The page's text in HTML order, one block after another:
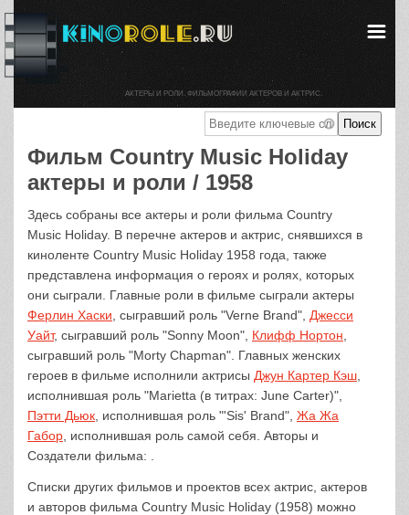
Фильм Country Music Holiday
актеры и роли / 1958
Здесь собраны все актеры и роли фильма Country
Music Holiday. В перечне актеров и актрис, снявшихся в
киноленте Country Music Holiday 1958 года, также
представлена информация о героях и ролях, которых
они сыграли. Главные роли в фильме сыграли актеры
Ферлин Хаски , сыгравший роль "Verne Brand", Джесси
Уайт, сыгравший роль "Sonny Moon", Клифф Нортон
сыгравший роль "Morty Chapman". Главных женских
героев в фильме исполнили актрисы Джун Картер Кэш
исполнившая роль "Marietta (в титрах: June Carter)",
Пэтти Дьюк , исполнившая роль "'Sis' Brand", Жа Жа
Габор , исполнившая роль самой себя. Авторы и
Создатели фильма: .
Списки других фильмов и проектов всех актрис, актеров
и авторов фильма Country Music Holiday (1958) можно
АКТЕРЫ И РОЛИ. ФИЛЬМОГРАФИИ АКТЕРОВ И АКТРИС.